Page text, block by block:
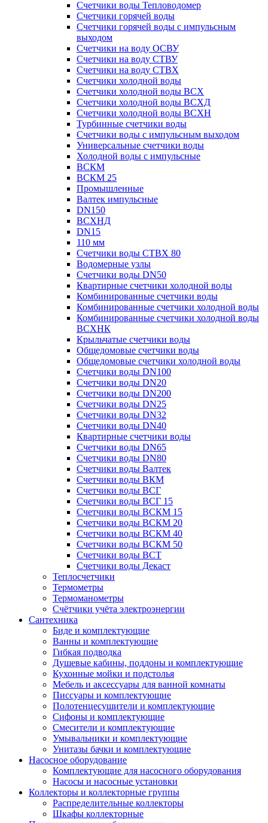
Счетчики воды Тепловодомер
Счетчики горячей воды
Счетчики горячей воды с импульсным
выходом
Счетчики на воду ОСВУ
Счетчики на воду СТВУ
Счетчики на воду СТВХ
Счетчики холодной воды
Счетчики холодной воды ВСХ
Счетчики холодной воды ВСХД
Счетчики холодной воды ВСХН
Турбинные счетчики воды
Счетчики воды с импульсным выходом
Универсальные счетчики воды
Холодной воды с импульсные
ВСКМ
ВСКМ 25
Промышленные
Валтек импульсные
DN150
ВСХНД
DN15
110 мм
Счетчики воды СТВХ 80
Водомерные узлы
Счетчики воды DN50
Квартирные счетчики холодной воды
Комбинированные счетчики воды
Комбинированные счетчики холодной воды
Комбинированные счетчики холодной воды
ВСХНК
Крыльчатые счетчики воды
Общедомовые счетчики воды
Общедомовые счетчики холодной воды
Счетчики воды DN100
Счетчики воды DN20
Счетчики воды DN200
Счетчики воды DN25
Счетчики воды DN32
Счетчики воды DN40
Квартирные счетчики воды
Счетчики воды DN65
Счетчики воды DN80
Счетчики воды Валтек
Счетчики воды ВКМ
Счетчики воды ВСГ
Счетчики воды ВСГ 15
Счетчики воды ВСКМ 15
Счетчики воды ВСКМ 20
Счетчики воды ВСКМ 40
Счетчики воды ВСКМ 50
Счетчики воды ВСТ
Счетчики воды Декаст
Теплосчетчики
Термометры
Термоманометры
Счётчики учёта электроэнергии
Сантехника
Биде и комплектующие
Ванны и комплектующие
Гибкая подводка
Душевые кабины, поддоны и комплектующие
Кухонные мойки и подстолья
Мебель и аксессуары для ванной комнаты
Писсуары и комплектующие
Полотенцесушители и комплектующие
Сифоны и комплектующие
Смесители и комплектующие
Умывальники и комплектующие
Унитазы бачки и комплектующие
Насосное оборудование
Комплектующие для насосного оборудования
Насосы и насосные установки
Коллекторы и коллекторные группы
Распределительные коллекторы
Шкафы коллекторные